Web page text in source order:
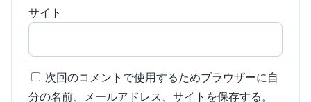
サイト
次回のコメントで使用するためブラウザーに自
分の名前、メールアドレス、サイトを保存する。